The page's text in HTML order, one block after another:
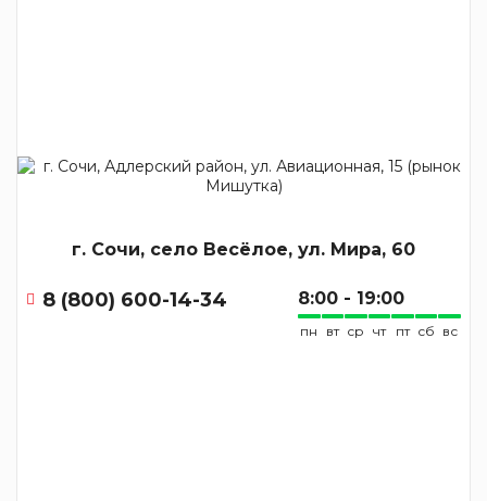
г. Сочи, село Весёлое, ул. Мира, 60
8 (800) 600-14-34 8:00 - 19:00
пн вт ср чт пт сб вс